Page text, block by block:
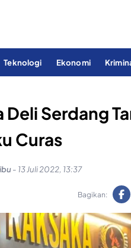
Teknologi Ekonomi
Deli Serdang
Curas
- 13 Juli 2022, 13:37
Bagikan: